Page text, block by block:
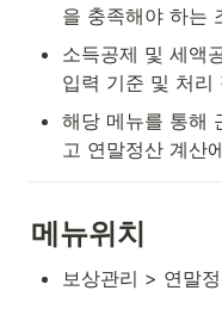
을 충족해야 하는
소득공제 및 세액
입력 기준 및 처리
해당 메뉴를 통해
고 연말정산 계산
메뉴위치
보상관리 > 연말